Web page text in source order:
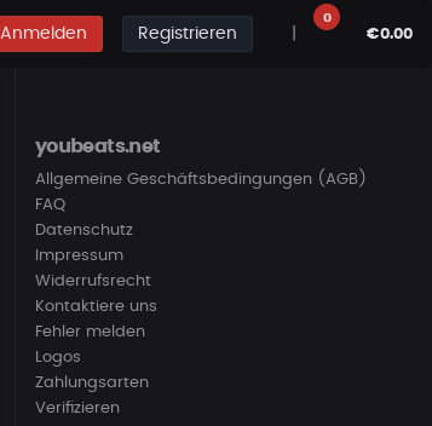
Anmelden Registrieren
0
€0.00
youbeats.net
Allgemeine Geschäftsbedingungen (AGB)
FAQ
Datenschutz
Impressum
Widerrufsrecht
Kontaktiere uns
Fehler melden
Logos
Zahlungsarten
Verifizieren